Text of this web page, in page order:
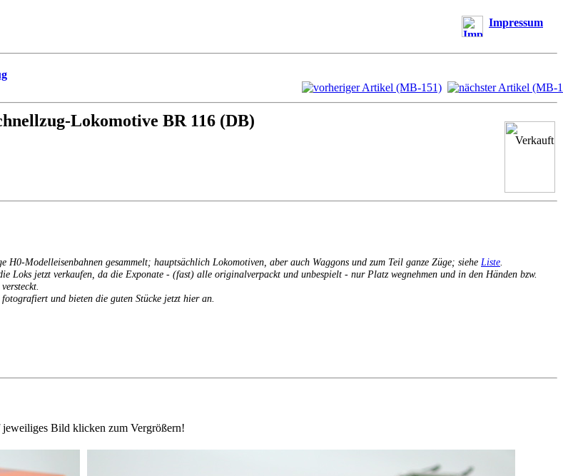
Impressum
Lokomotive BR 116 (DB)
Modelleisenbahnen gesammelt; hauptsächlich Lokomotiven, aber auch Waggons und zum Teil ganze Züge; siehe Liste.
Loks jetzt verkaufen, da die Exponate - (fast) alle originalverpackt und unbespielt - nur Platz wegnehmen und in den Händen bzw.
und bieten die guten Stücke jetzt hier an.
Bild klicken zum Vergrößern!